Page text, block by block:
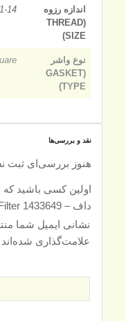
اندازه رزوه
(THREAD
SIZE)
1-14 UNS-2B
نوع واشر
(GASKET
TYPE)
نقد و بررسی‌ها
هنوز بررسی‌ای ثبت
اولین کسی باشید
داف – Daf Fuel Filter 1433649”
نشانی ایمیل شما
علامت‌گذاری شده‌اند